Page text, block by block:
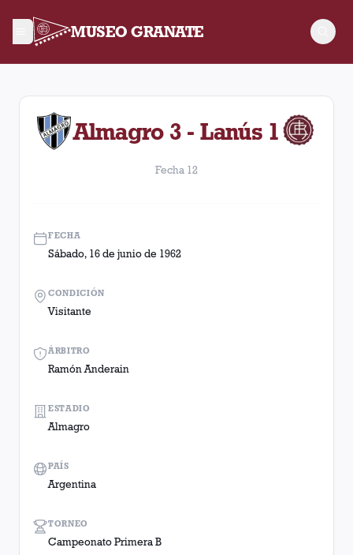
MUSEO GRANATE
Fecha 12. Partido entre Lanús y Almagro disputado el
Almagro 3 - Lanús 1
Fecha 12
FECHA
Sábado, 16 de junio de 1962
ÁRBITRO
Ramón Anderain
TORNEO
Campeonato Primera B
CONDICIÓN
Visitante
ESTADIO
Almagro
PAÍS
Argentina